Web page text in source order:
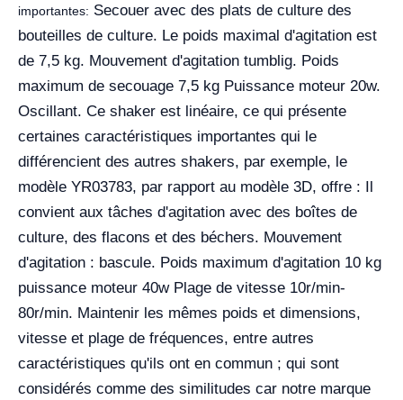
importantes: Secouer avec des plats de culture des
bouteilles de culture. Le poids maximal d'agitation est
de 7,5 kg. Mouvement d'agitation tumblig. Poids
maximum de secouage 7,5 kg Puissance moteur 20w.
Oscillant. Ce shaker est linéaire, ce qui présente
certaines caractéristiques importantes qui le
différencient des autres shakers, par exemple, le
modèle YR03783, par rapport au modèle 3D, offre : Il
convient aux tâches d'agitation avec des boîtes de
culture, des flacons et des béchers. Mouvement
d'agitation : bascule. Poids maximum d'agitation 10 kg
puissance moteur 40w Plage de vitesse 10r/min-
80r/min. Maintenir les mêmes poids et dimensions,
vitesse et plage de fréquences, entre autres
caractéristiques qu'ils ont en commun ; qui sont
considérés comme des similitudes car notre marque